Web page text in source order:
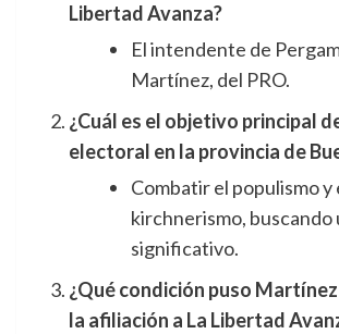
Libertad Avanza?
El intendente de
Martínez, del PRO.
¿Cuál es el objetivo principal
electoral en la provincia de
Combatir el populismo y
kirchnerismo, buscando
significativo.
¿Qué condición puso
la afiliación a La Libertad